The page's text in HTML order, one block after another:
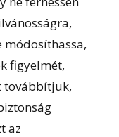
módosíthassa,
figyelmét,
továbbítjuk,
az